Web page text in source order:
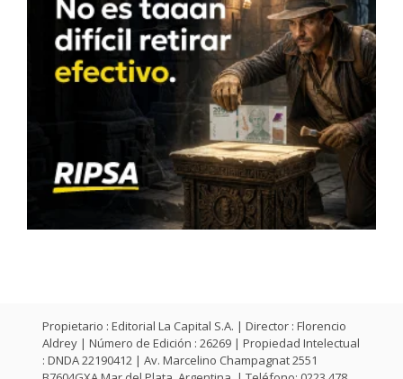
Propietario : Editorial La Capital S.A. | Director : Florencio
Aldrey | Número de Edición : 26269 | Propiedad Intelectual
: DNDA 22190412 | Av. Marcelino Champagnat 2551